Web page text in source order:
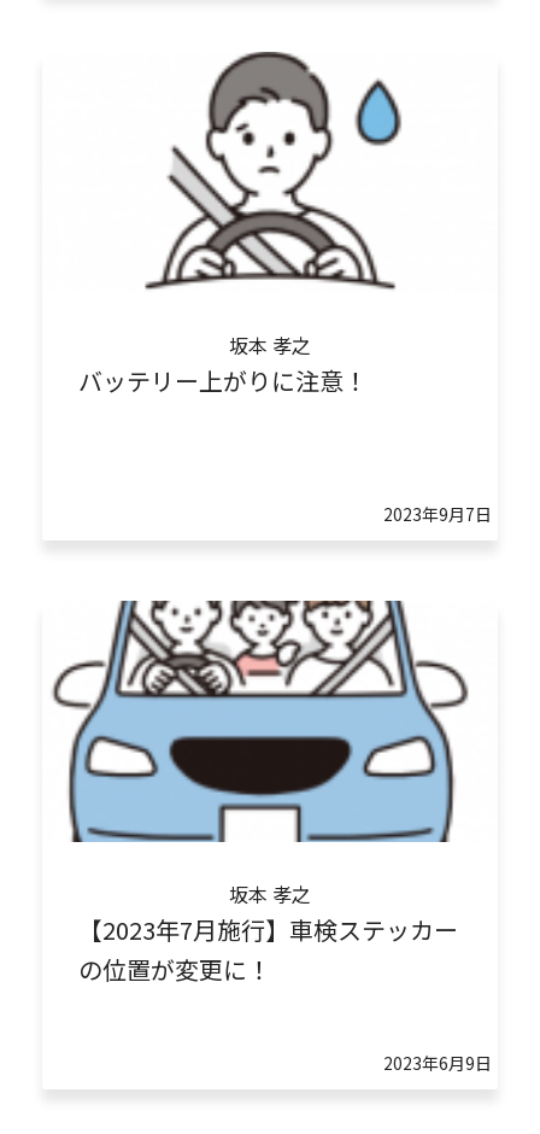
坂本 孝之
バッテリー上がりに注意！
2023年9月7日
坂本 孝之
【2023年7月施行】車検ステッカー
の位置が変更に！
2023年6月9日